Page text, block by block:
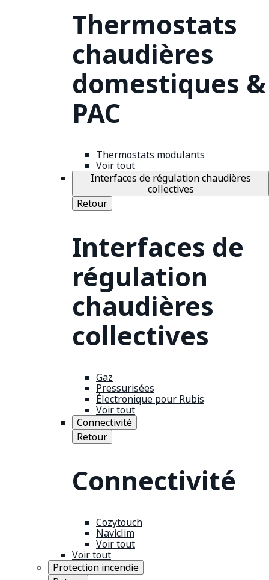
Thermostats
chaudières
domestiques &
PAC
Thermostats modulants
Voir tout
Interfaces de régulation chaudières
collectives
Retour
Interfaces de
régulation
chaudières
collectives
Gaz
Pressurisées
Électronique pour Rubis
Voir tout
Connectivité
Retour
Connectivité
Cozytouch
Naviclim
Voir tout
Voir tout
Protection incendie